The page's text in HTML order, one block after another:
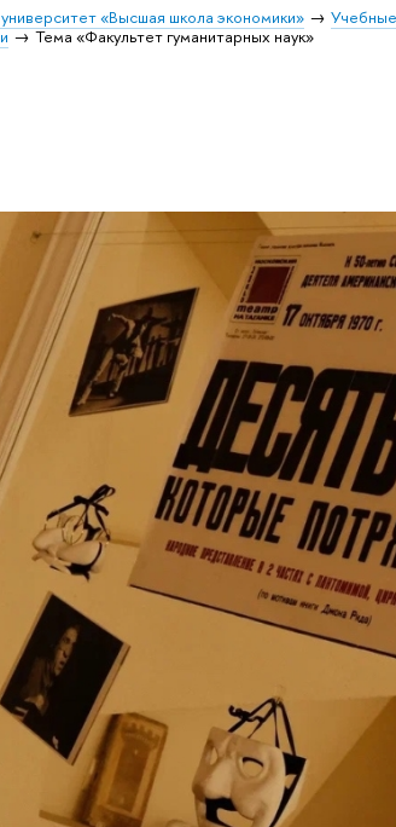
«Высшая школа экономики»
Тема «Факультет гуманитарных наук»